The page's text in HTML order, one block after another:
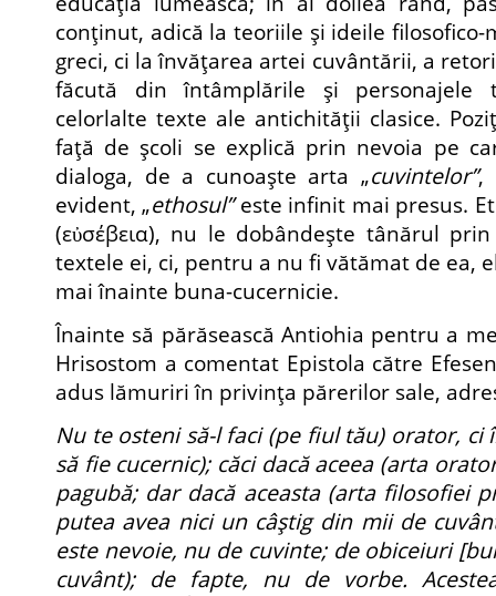
conţinut, adică la teoriile şi ideile filosofico-
greci, ci la învăţarea artei cuvântării, a
făcută din întâmplările şi personajele
celorlalte texte ale antichităţii clasice.
faţă de şcoli se explică prin nevoia pe
dialoga, de a cunoaşte arta „cuvintelor”,
evident, „ethosul”este infinit mai presus.
(εὐσέβεια), nu le dobândeşte tânărul
textele ei, ci, pentru a nu fi vătămat de ea,
mai înainte buna-cucernicie.
Înainte să părăsească Antiohia pentru a
Hrisostom a comentat Epistola către
adus lămuriri în privinţa părerilor sale,
Nu te osteni să-l faci (pe fiul tău) orator, ci
să fie cucernic); căci dacă aceea (arta
pagubă; dar dacă aceasta (arta filosofiei
putea avea nici un câştig din mii de
este nevoie, nu de cuvinte; de obiceiuri
cuvânt); de fapte, nu de vorbe.